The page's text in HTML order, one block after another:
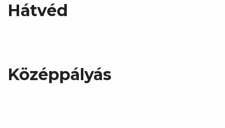
Hátvéd
Középpályás